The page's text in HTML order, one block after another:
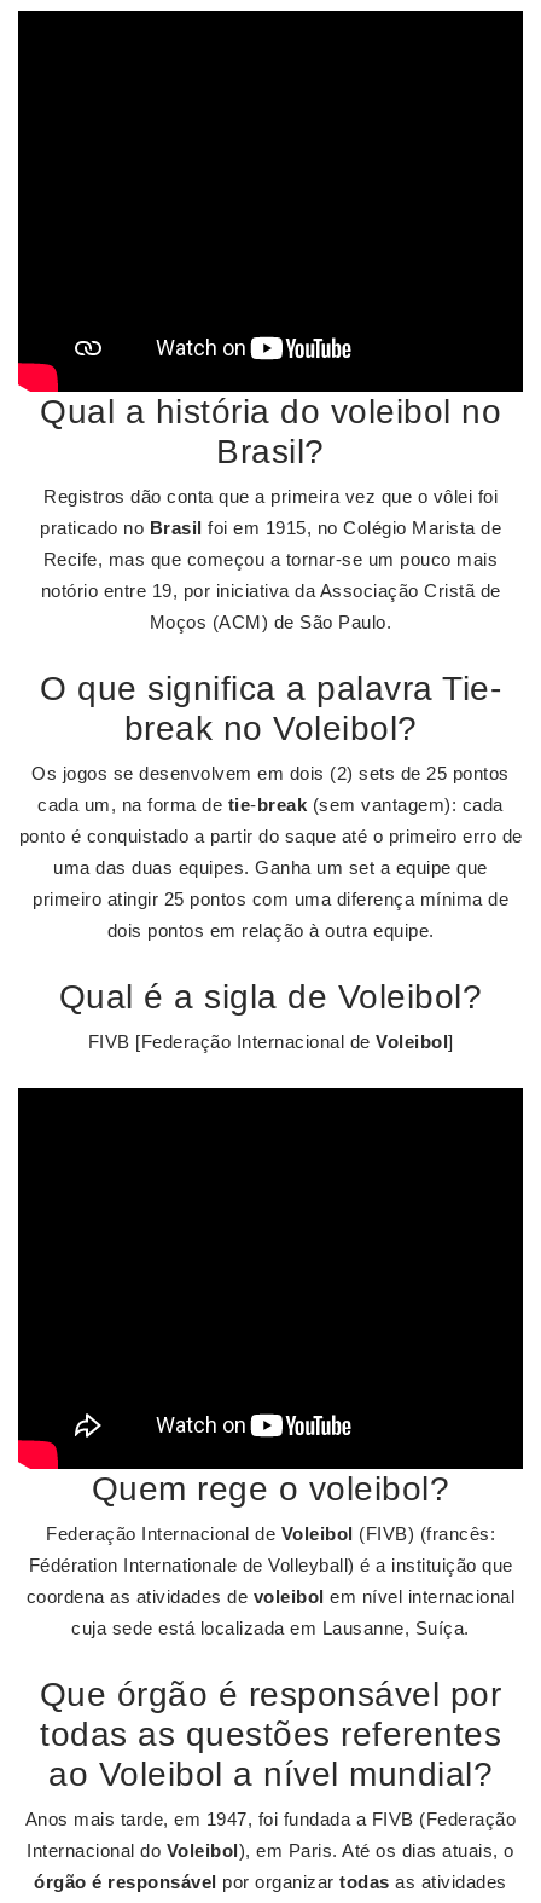
Qual a história do voleibol no
Brasil?
Registros dão conta que a primeira vez que o vôlei foi
praticado no Brasil foi em 1915, no Colégio Marista de
Recife, mas que começou a tornar-se um pouco mais
notório entre 19, por iniciativa da Associação Cristã de
Moços (ACM) de São Paulo.
O que significa a palavra Tie-
break no Voleibol?
Os jogos se desenvolvem em dois (2) sets de 25 pontos
cada um, na forma de tie-break (sem vantagem): cada
ponto é conquistado a partir do saque até o primeiro erro de
uma das duas equipes. Ganha um set a equipe que
primeiro atingir 25 pontos com uma diferença mínima de
dois pontos em relação à outra equipe.
Qual é a sigla de Voleibol?
FIVB [Federação Internacional de Voleibol]
Quem rege o voleibol?
Federação Internacional de Voleibol (FIVB) (francês:
Fédération Internationale de Volleyball) é a instituição que
coordena as atividades de voleibol em nível internacional
cuja sede está localizada em Lausanne, Suíça.
Que órgão é responsável por
todas as questões referentes
ao Voleibol a nível mundial?
Anos mais tarde, em 1947, foi fundada a FIVB (Federação
Internacional do Voleibol), em Paris. Até os dias atuais, o
órgão é responsável por organizartodas as atividades